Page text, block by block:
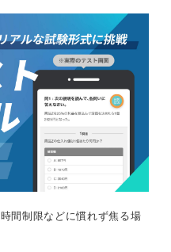
間制限などに慣れず焦る場